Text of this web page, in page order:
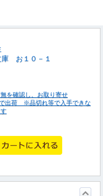
庫 お１０－１
を確認し、お取り寄せ
出荷 ※品切れ等で入手できな